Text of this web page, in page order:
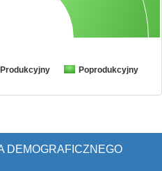
Produkcyjny Poprodukcyjny
DEMOGRAFICZNEGO